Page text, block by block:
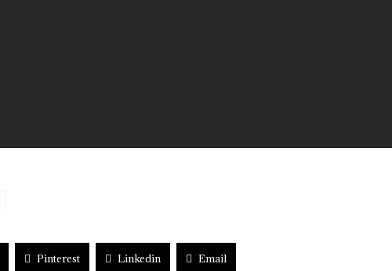
Pinterest Linkedin Email